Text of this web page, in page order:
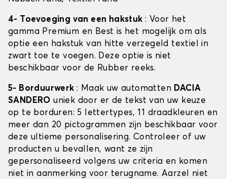
4- Toevoeging van een hakstuk : Voor het
gamma Premium en Best is het mogelijk om als
optie een hakstuk van hitte verzegeld textiel in
zwart toe te voegen. Deze optie is niet
beschikbaar voor de Rubber reeks.
5- Borduurwerk : Maak uw automatten DACIA
SANDERO uniek door er de tekst van uw keuze
op te borduren: 5 lettertypes, 11 draadkleuren en
meer dan 20 pictogrammen zijn beschikbaar voor
deze ultieme personalisering. Controleer of uw
producten u bevallen, want ze zijn
gepersonaliseerd volgens uw criteria en komen
niet in aanmerking voor terugname. Aarzel niet